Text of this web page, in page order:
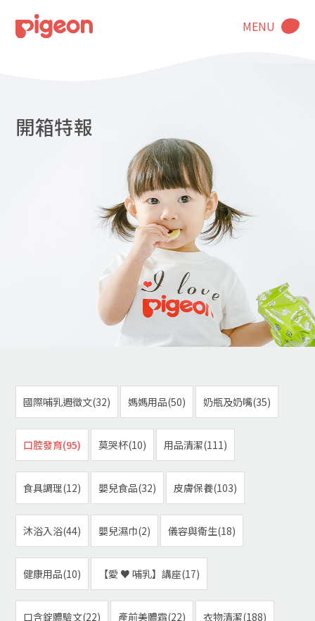
MENU
開箱特報
國際哺乳週徵文(32) 媽媽用品(50) 奶瓶及奶嘴(35)
口腔發育(95) 莫哭杯(10) 用品清潔(111)
食具調理(12) 嬰兒食品(32) 皮膚保養(103)
沐浴入浴(44) 嬰兒濕巾(2) 儀容與衛生(18)
健康用品(10) 【愛 ♥ 哺乳】講座(17)
口含錠體驗文(22) 產前美體霜(22) 衣物清潔(188)